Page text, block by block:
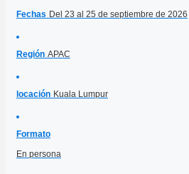
Fechas Del 23 al 25 de septiembre de 2026
Región APAC
locación Kuala Lumpur
Formato
En persona